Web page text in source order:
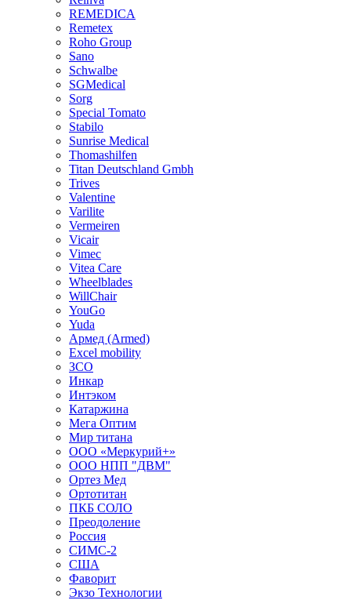
REMEDICA
Remetex
Roho Group
Sano
Schwalbe
SGMedical
Sorg
Special Tomato
Stabilo
Sunrise Medical
Thomashilfen
Titan Deutschland Gmbh
Trives
Valentine
Varilite
Vermeiren
Vicair
Vimec
Vitea Care
Wheelblades
WillChair
YouGo
Yuda
Армед (Armed)
Еxcel mobility
ЗСО
Инкар
Интэком
Катаржина
Мега Оптим
Мир титана
ООО «Меркурий+»
ООО НПП "ДВМ"
Ортез Мед
Ортотитан
ПКБ СОЛО
Преодоление
Россия
СИМС-2
США
Фаворит
Экзо Технологии